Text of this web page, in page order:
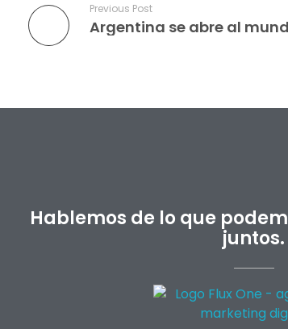
Previous Post
Hablemos de lo que
juntos.